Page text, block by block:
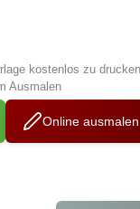
kostenlos zu
Ausmalen
Online ausmalen